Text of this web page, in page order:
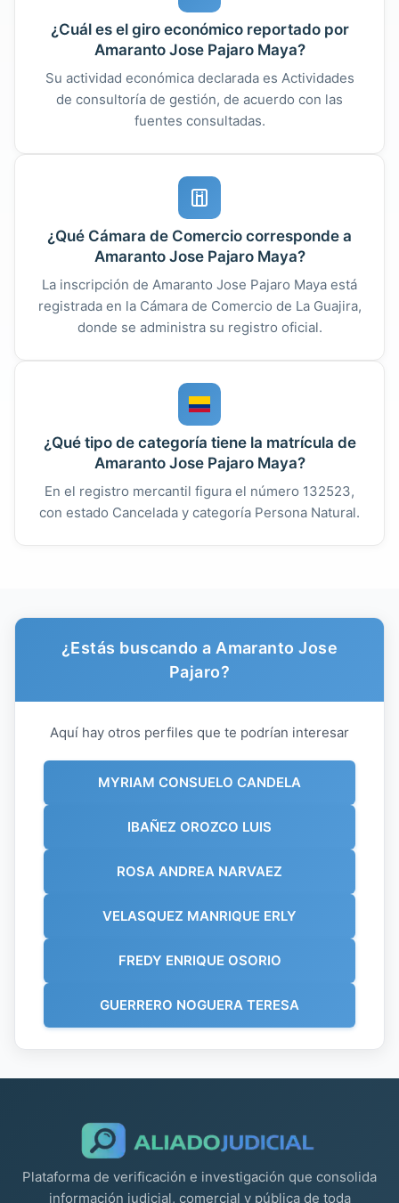
¿Cuál es el giro económico reportado por
Amaranto Jose Pajaro Maya?
Su actividad económica declarada es Actividades
de consultoría de gestión, de acuerdo con las
fuentes consultadas.
¿Qué Cámara de Comercio corresponde a
Amaranto Jose Pajaro Maya?
La inscripción de Amaranto Jose Pajaro Maya está
registrada en la Cámara de Comercio de La Guajira,
donde se administra su registro oficial.
¿Qué tipo de categoría tiene la matrícula de
Amaranto Jose Pajaro Maya?
En el registro mercantil figura el número 132523,
con estado Cancelada y categoría Persona Natural.
¿Estás buscando a Amaranto Jose
Pajaro?
Aquí hay otros perfiles que te podrían interesar
MYRIAM CONSUELO CANDELA
IBAÑEZ OROZCO LUIS
ROSA ANDREA NARVAEZ
VELASQUEZ MANRIQUE ERLY
FREDY ENRIQUE OSORIO
GUERRERO NOGUERA TERESA
Plataforma de verificación e investigación que consolida
información judicial, comercial y pública de toda